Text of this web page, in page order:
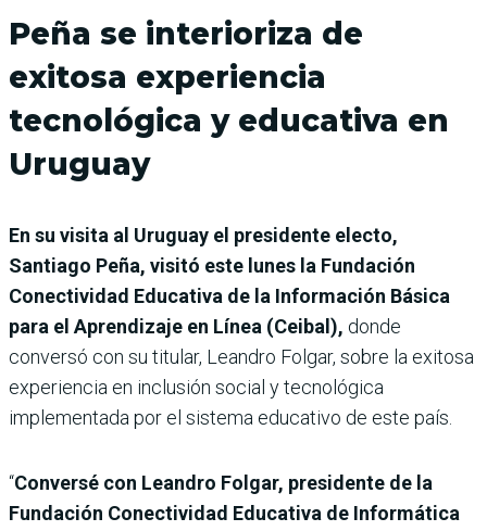
Peña se interioriza de
exitosa experiencia
tecnológica y educativa en
Uruguay
En su visita al Uruguay el presidente electo,
Santiago Peña, visitó este lunes la Fundación
Conectividad Educativa de la Información Básica
para el Aprendizaje en Línea (Ceibal), donde
conversó con su titular, Leandro Folgar, sobre la exitosa
experiencia en inclusión social y tecnológica
implementada por el sistema educativo de este país.
“Conversé con Leandro Folgar, presidente de la
Fundación Conectividad Educativa de Informática